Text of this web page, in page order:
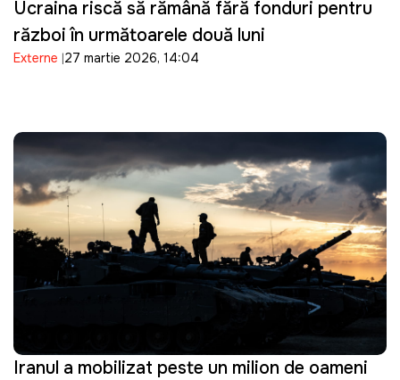
Ucraina riscă să rămână fără fonduri pentru
război în următoarele două luni
Externe 27 martie 2026, 14:04
Iranul a mobilizat peste un milion de oameni